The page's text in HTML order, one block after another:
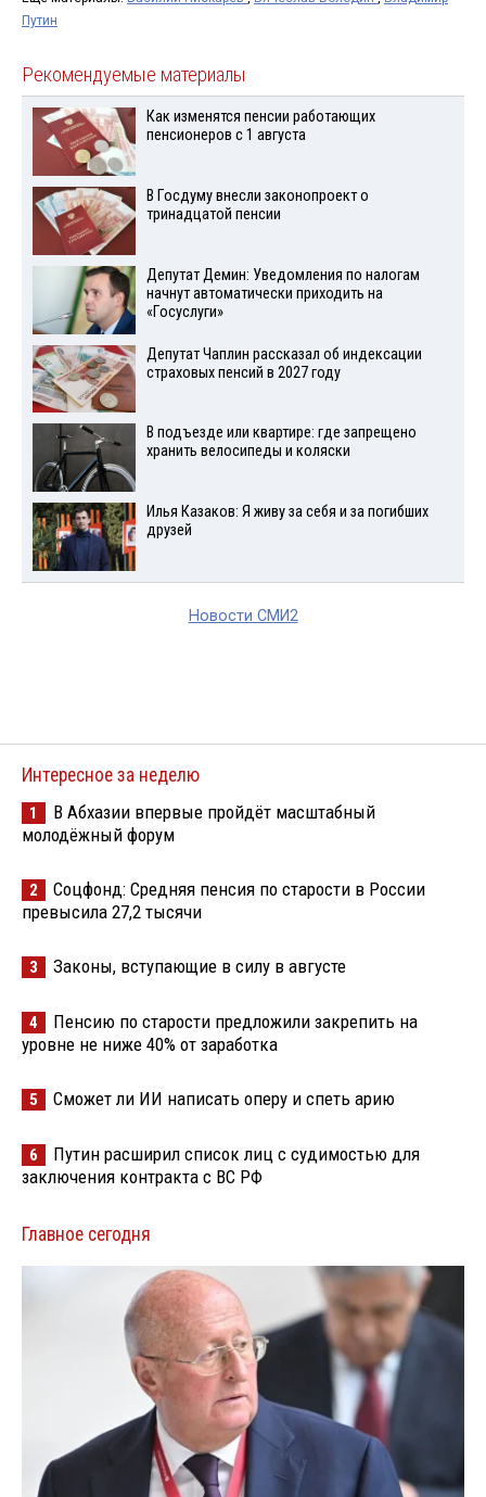
Путин
Рекомендуемые материалы
Как изменятся пенсии работающих
пенсионеров с 1 августа
В Госдуму внесли законопроект о
тринадцатой пенсии
Депутат Демин: Уведомления по налогам
начнут автоматически приходить на
«Госуслуги»
Депутат Чаплин рассказал об индексации
страховых пенсий в 2027 году
В подъезде или квартире: где запрещено
хранить велосипеды и коляски
Илья Казаков: Я живу за себя и за погибших
друзей
Новости СМИ2
Интересное за неделю
1
В Абхазии впервые пройдёт масштабный
молодёжный форум
2
Соцфонд: Средняя пенсия по старости в России
превысила 27,2 тысячи
3 Законы, вступающие в силу в августе
4
Пенсию по старости предложили закрепить на
уровне не ниже 40% от заработка
5 Сможет ли ИИ написать оперу и спеть арию
6
Путин расширил список лиц с судимостью для
заключения контракта с ВС РФ
Главное сегодня